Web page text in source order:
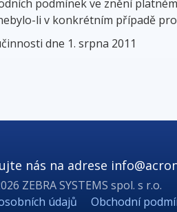
podmínek ve znění
li v konkrétním případě
dne 1. srpna 2011
nás na adrese
ZEBRA SYSTEMS spol. s r.o.
údajů
Obchodní